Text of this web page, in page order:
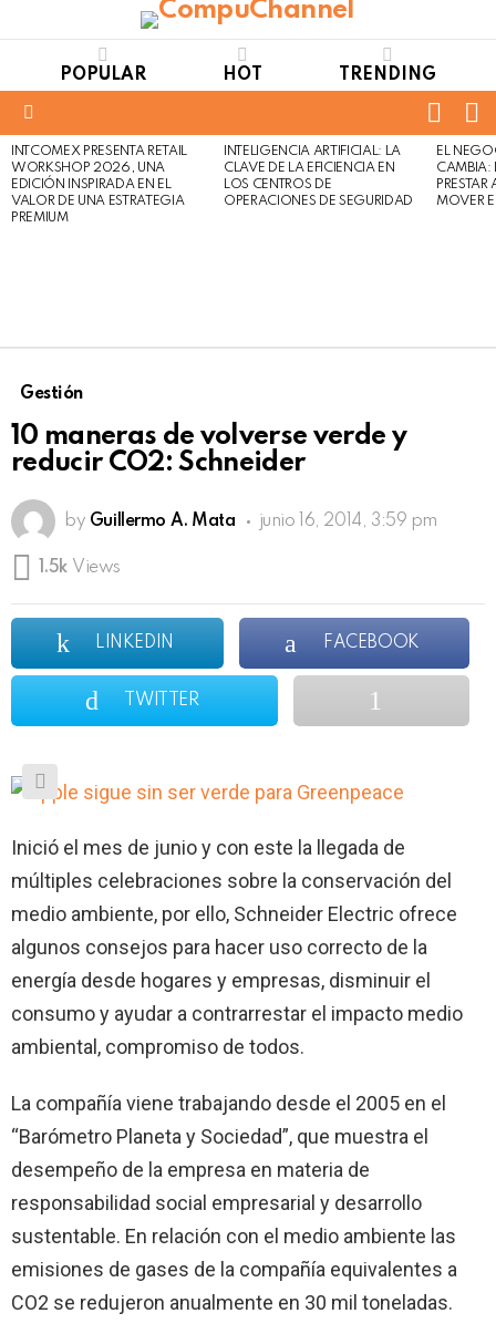
POPULAR HOT TRENDING
LATEST
STORIES
INTCOMEX PRESENTA RETAIL
WORKSHOP 2026, UNA
EDICIÓN INSPIRADA EN EL
VALOR DE UNA ESTRATEGIA
PREMIUM
INTELIGENCIA ARTIFICIAL: LA
CLAVE DE LA EFICIENCIA EN
LOS CENTROS DE
OPERACIONES DE SEGURIDAD
EL
CAMBIA:
MOVER
Gestión
10 maneras de volverse verde y
reducir CO2: Schneider
by Guillermo A. Mata junio 16, 2014, 3:59 pm
1.5k Views
LINKEDIN FACEBOOK
TWITTER
Inició el mes de junio y con este la llegada de
múltiples celebraciones sobre la conservación del
medio ambiente, por ello, Schneider Electric ofrece
algunos consejos para hacer uso correcto de la
energía desde hogares y empresas, disminuir el
consumo y ayudar a contrarrestar el impacto medio
ambiental, compromiso de todos.
La compañía viene trabajando desde el 2005 en el
“Barómetro Planeta y Sociedad”, que muestra el
desempeño de la empresa en materia de
responsabilidad social empresarial y desarrollo
sustentable. En relación con el medio ambiente las
emisiones de gases de la compañía equivalentes a
CO2 se redujeron anualmente en 30 mil toneladas.